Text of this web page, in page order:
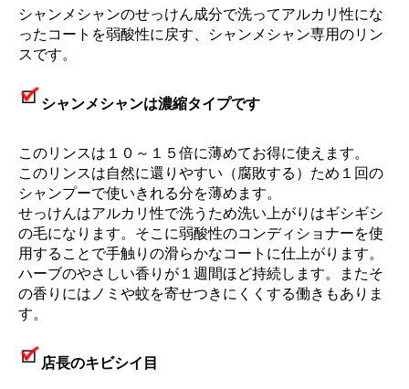
シャンメシャンのせっけん成分で洗ってアルカリ性にな
ったコートを弱酸性に戻す、シャンメシャン専用のリン
スです。
シャンメシャンは濃縮タイプです
このリンスは１０～１５倍に薄めてお得に使えます。
このリンスは自然に還りやすい（腐敗する）ため１回の
シャンプーで使いきれる分を薄めます。
せっけんはアルカリ性で洗うため洗い上がりはギシギシ
の毛になります。そこに弱酸性のコンディショナーを使
用することで手触りの滑らかなコートに仕上がります。
ハーブのやさしい香りが１週間ほど持続します。またそ
の香りにはノミや蚊を寄せつきにくくする働きもありま
す。
店長のキビシイ目